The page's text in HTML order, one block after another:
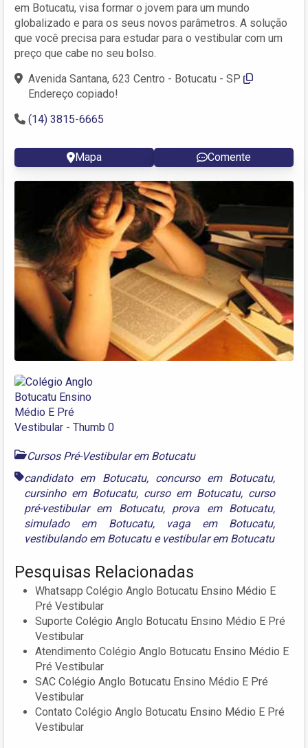
em Botucatu, visa formar o jovem para um mundo
globalizado e para os seus novos parâmetros. A solução
que você precisa para estudar para o vestibular com um
preço que cabe no seu bolso.
Avenida Santana, 623 Centro - Botucatu - SP
Endereço copiado!
(14) 3815-6665
Mapa Comente
Cursos Pré-Vestibular em Botucatu
candidato em Botucatu, concurso em Botucatu,
cursinho em Botucatu, curso em Botucatu, curso
pré-vestibular em Botucatu, prova em Botucatu,
simulado em Botucatu, vaga em Botucatu,
vestibulando em Botucatue vestibular em Botucatu
Pesquisas Relacionadas
Whatsapp Colégio Anglo Botucatu Ensino Médio E
Pré Vestibular
Suporte Colégio Anglo Botucatu Ensino Médio E Pré
Vestibular
Atendimento Colégio Anglo Botucatu Ensino Médio E
Pré Vestibular
SAC Colégio Anglo Botucatu Ensino Médio E Pré
Vestibular
Contato Colégio Anglo Botucatu Ensino Médio E Pré
Vestibular